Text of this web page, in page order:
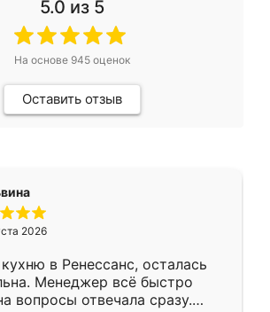
5.0 из 5
На основе 945оценок
Оставить отзыв
2026
в Ренессанс, осталась
Менеджер всё быстро
вопросы отвечала сразу.